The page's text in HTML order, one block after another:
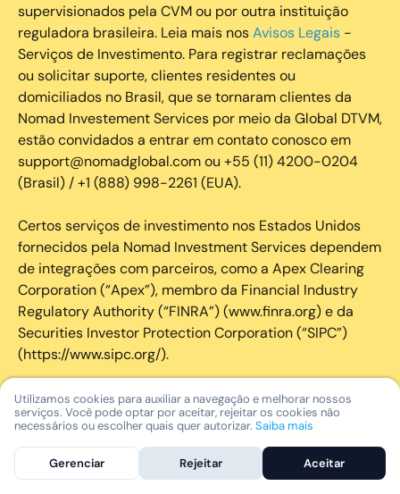
supervisionados pela CVM ou por outra instituição
reguladora brasileira. Leia mais nosAvisos Legais -
Serviços de Investimento. Para registrar reclamações
ou solicitar suporte, clientes residentes ou
domiciliados no Brasil, que se tornaram clientes da
Nomad Investement Services por meio da Global DTVM,
estão convidados a entrar em contato conosco em
support@nomadglobal.com ou +55 (11) 4200-0204
(Brasil) / +1 (888) 998-2261 (EUA).
Certos serviços de investimento nos Estados Unidos
fornecidos pela Nomad Investment Services dependem
de integrações com parceiros, como a Apex Clearing
Corporation (“Apex”), membro da Financial Industry
Regulatory Authority (“FINRA”) (www.finra.org) e da
Securities Investor Protection Corporation (“SIPC”)
(https://www.sipc.org/).
A SIPC protege os valores mobiliários de clientes de
seus membros em até US$ 250.000,00 para
disponível mediante solicitação ou em www.sipc.org. O
SIPC não protege contra perdas de mercado e não
Utilizamos cookies para auxiliar a navegação e melhorar nossos
serviços. Você pode optar por aceitar, rejeitar os cookies não
necessários ou escolher quais quer autorizar. Saiba mais
Gerenciar Rejeitar Aceitar